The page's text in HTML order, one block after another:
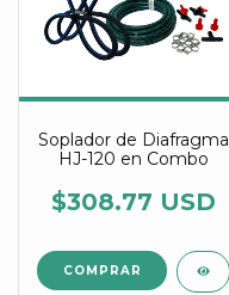
Soplador de Diafragma
HJ-120 en Combo
$308.77 USD